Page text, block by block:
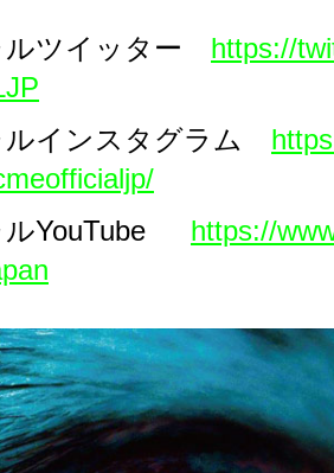
ルツイッター https://
ルインスタグラム
YouTube
https://